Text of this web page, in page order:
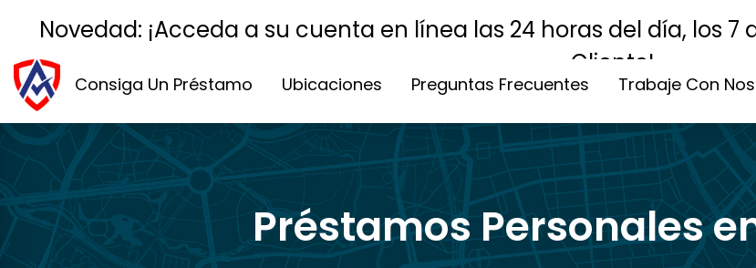
Novedad: ¡Acceda a su cuenta en línea las 24 horas del día, los
Cliente!
Consiga Un Préstamo Ubicaciones Preguntas Frecuentes Trabaje Con
Préstamos Personales